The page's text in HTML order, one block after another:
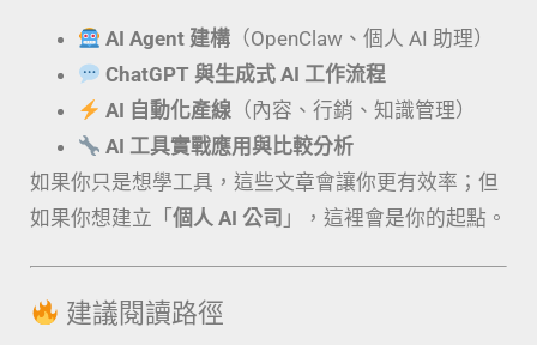
AI Agent 建構 （OpenClaw、個人 AI 助理）
ChatGPT 與生成式 AI 工作流程
AI 自動化產線 （內容、行銷、知識管理）
AI 工具實戰應用與比較分析
如果你只是想學工具，這些文章會讓你更有效率；但
如果你想建立「 個人 AI 公司 」，這裡會是你的起點。
建議閱讀路徑